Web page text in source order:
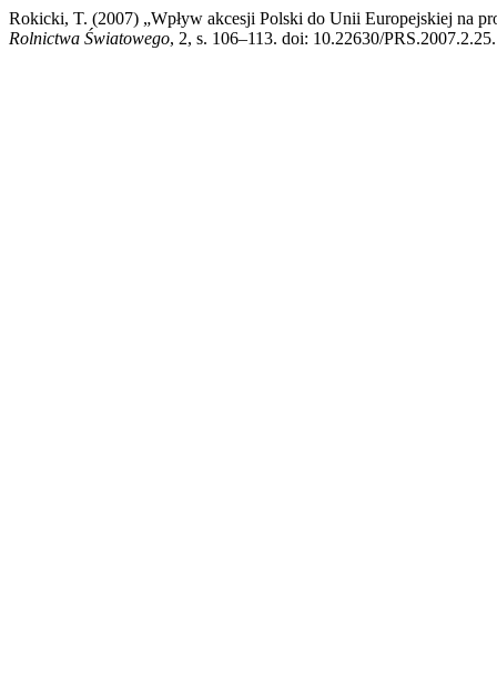
Rokicki, T. (2007) „Wpływ akcesji Polski do Unii Europejskiej na
Rolnictwa Światowego, 2, s. 106–113. doi: 10.22630/PRS.2007.2.25.